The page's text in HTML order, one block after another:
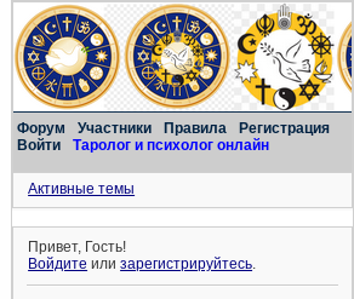
Форум Участники Правила
Регистрация
Войти
Таролог и психолог онлайн
Активные темы
Привет, Гость!
Войдите илизарегистрируйтесь.